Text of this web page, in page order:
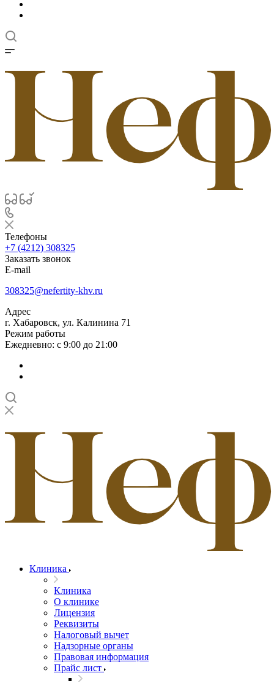
Телефоны
+7 (4212) 308325
Заказать звонок
E-mail
308325@nefertity-khv.ru
Адрес
г. Хабаровск, ул. Калинина 71
Режим работы
Ежедневно: с 9:00 до 21:00
Клиника
Клиника
О клинике
Лицензия
Реквизиты
Налоговый вычет
Надзорные органы
Правовая информация
Прайс лист